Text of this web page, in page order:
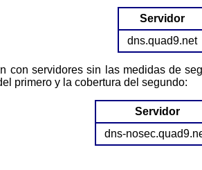
Servidor
dns.quad9.net
primero y la cobertura del segundo:
Servidor
dns-